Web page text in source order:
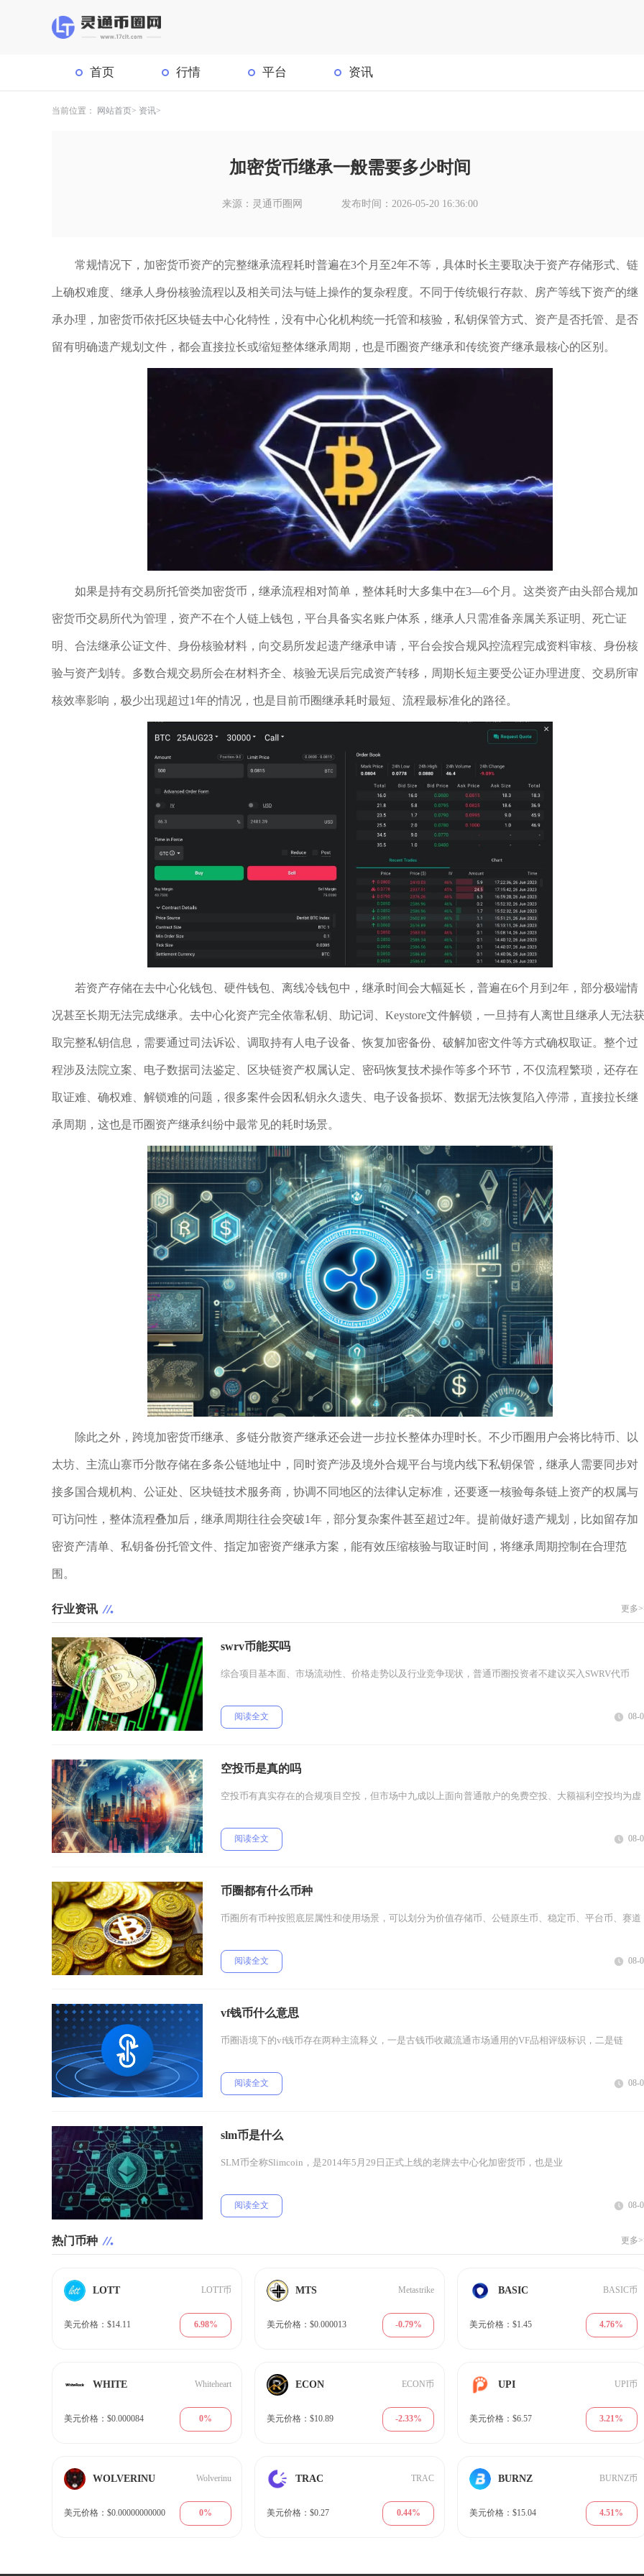
首页 行情 平台 资讯
当前位置： 网站首页 资讯
加密货币继承一般需要多少时间
来源：灵通币圈网 发布时间：2026-05-20 16:36:00
常规情况下，加密货币资产的完整继承流程耗时普遍在3个月至2年不等，具体时长主要取决于资产存储形式、链
上确权难度、继承人身份核验流程以及相关司法与链上操作的复杂程度。不同于传统银行存款、房产等线下资产的继
承办理，加密货币依托区块链去中心化特性，没有中心化机构统一托管和核验，私钥保管方式、资产是否托管、是否
留有明确遗产规划文件，都会直接拉长或缩短整体继承周期，也是币圈资产继承和传统资产继承最核心的区别。
如果是持有交易所托管类加密货币，继承流程相对简单，整体耗时大多集中在3—6个月。这类资产由头部合规加
密货币交易所代为管理，资产不在个人链上钱包，平台具备实名账户体系，继承人只需准备亲属关系证明、死亡证
明、合法继承公证文件、身份核验材料，向交易所发起遗产继承申请，平台会按合规风控流程完成资料审核、身份核
验与资产划转。多数合规交易所会在材料齐全、核验无误后完成资产转移，周期长短主要受公证办理进度、交易所审
核效率影响，极少出现超过1年的情况，也是目前币圈继承耗时最短、流程最标准化的路径。
若资产存储在去中心化钱包、硬件钱包、离线冷钱包中，继承时间会大幅延长，普遍在6个月到2年，部分极端情
况甚至长期无法完成继承。去中心化资产完全依靠私钥、助记词、Keystore文件解锁，一旦持有人离世且继承人无法获
取完整私钥信息，需要通过司法诉讼、调取持有人电子设备、恢复加密备份、破解加密文件等方式确权取证。整个过
程涉及法院立案、电子数据司法鉴定、区块链资产权属认定、密码恢复技术操作等多个环节，不仅流程繁琐，还存在
取证难、确权难、解锁难的问题，很多案件会因私钥永久遗失、电子设备损坏、数据无法恢复陷入停滞，直接拉长继
承周期，这也是币圈资产继承纠纷中最常见的耗时场景。
除此之外，跨境加密货币继承、多链分散资产继承还会进一步拉长整体办理时长。不少币圈用户会将比特币、以
太坊、主流山寨币分散存储在多条公链地址中，同时资产涉及境外合规平台与境内线下私钥保管，继承人需要同步对
接多国合规机构、公证处、区块链技术服务商，协调不同地区的法律认定标准，还要逐一核验每条链上资产的权属与
可访问性，整体流程叠加后，继承周期往往会突破1年，部分复杂案件甚至超过2年。提前做好遗产规划，比如留存加
密资产清单、私钥备份托管文件、指定加密资产继承方案，能有效压缩核验与取证时间，将继承周期控制在合理范
围。
行业资讯 更多
swrv币能买吗
综合项目基本面、市场流动性、价格走势以及行业竞争现状，普通币圈投资者不建议买入SWRV代币
阅读全文 08-
空投币是真的吗
空投币有真实存在的合规项目空投，但市场中九成以上面向普通散户的免费空投、大额福利空投均为虚
阅读全文 08-
币圈都有什么币种
币圈所有币种按照底层属性和使用场景，可以划分为价值存储币、公链原生币、稳定币、平台币、赛道
阅读全文 08-
vf钱币什么意思
币圈语境下的vf钱币存在两种主流释义，一是古钱币收藏流通市场通用的VF品相评级标识，二是链
阅读全文 08-
slm币是什么
SLM币全称Slimcoin，是2014年5月29日正式上线的老牌去中心化加密货币，也是业
阅读全文 08-
热门币种 更多
LOTT LOTT币
美元价格：$14.11 6.98%
MTS Metastrike
美元价格：$0.000013 -0.79%
BASIC BASIC币
美元价格：$1.45 4.76%
WHITE Whiteheart
美元价格：$0.000084 0%
ECON ECON币
美元价格：$10.89 -2.33%
UPI UPI币
美元价格：$6.57 3.21%
WOLVERINU Wolverinu
美元价格：$0.00000000000 0%
TRAC TRAC
美元价格：$0.27 0.44%
BURNZ BURNZ币
美元价格：$15.04 4.51%